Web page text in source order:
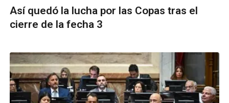
Así quedó la lucha por las Copas tras el
cierre de la fecha 3